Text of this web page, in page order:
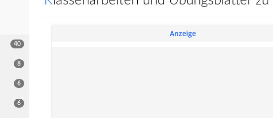
40
8
6
6
Anzeige